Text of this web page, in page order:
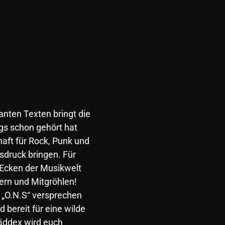
Texten bringt die
schon gehört hat
für Rock, Punk und
bringen. Für
der Musikwelt
und Mitgröhlen!
versprechen
bereit für eine wilde
wird euch